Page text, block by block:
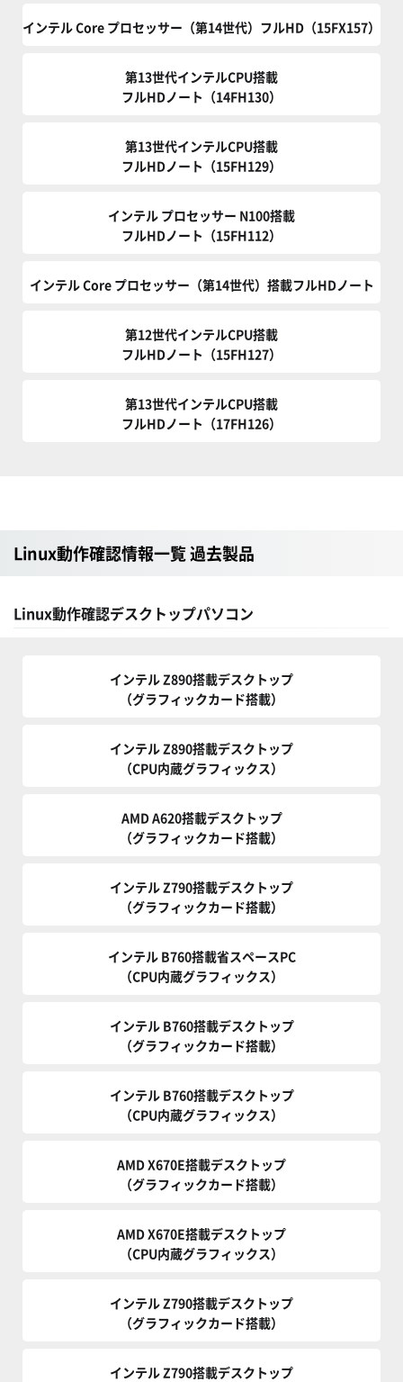
インテル Core プロセッサー（第14世代）フルHD（15FX157）
第13世代インテルCPU搭載
フルHDノート（14FH130）
第13世代インテルCPU搭載
フルHDノート（15FH129）
インテル プロセッサー N100搭載
フルHDノート（15FH112）
インテル Core プロセッサー（第14世代）搭載フルHDノート
第12世代インテルCPU搭載
フルHDノート（15FH127）
第13世代インテルCPU搭載
フルHDノート（17FH126）
Linux動作確認情報一覧 過去製品
Linux動作確認デスクトップパソコン
インテル Z890搭載デスクトップ
（グラフィックカード搭載）
インテル Z890搭載デスクトップ
（CPU内蔵グラフィックス）
AMD A620搭載デスクトップ
（グラフィックカード搭載）
インテル Z790搭載デスクトップ
（グラフィックカード搭載）
インテル B760搭載省スペースPC
（CPU内蔵グラフィックス）
インテル B760搭載デスクトップ
（グラフィックカード搭載）
インテル B760搭載デスクトップ
（CPU内蔵グラフィックス）
AMD X670E搭載デスクトップ
（グラフィックカード搭載）
AMD X670E搭載デスクトップ
（CPU内蔵グラフィックス）
インテル Z790搭載デスクトップ
（グラフィックカード搭載）
インテル Z790搭載デスクトップ